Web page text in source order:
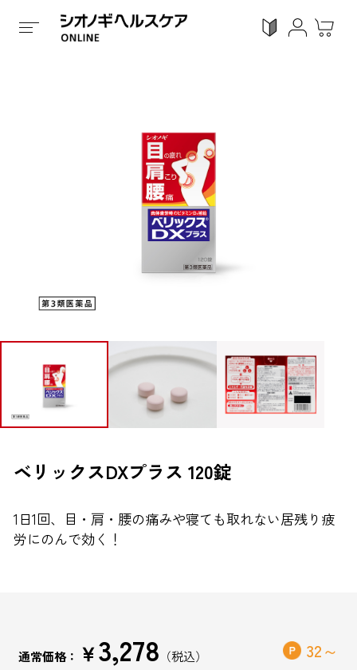
会員登録
Proシリーズ
カテゴリーで探す
ブランドから探す
お問い合わせ
シオノギヘルスケアONLINEについて
外部サービスアカウント連携利用規約
ホーム / 全ての商品 / くすり 第3類医薬品 錠剤タイプ
ベリックスDXプラス 120錠
1日1回、目・肩・腰の痛みや寝ても取れない居残り疲
労にのんで効く！
通常価格： ￥3,278 32